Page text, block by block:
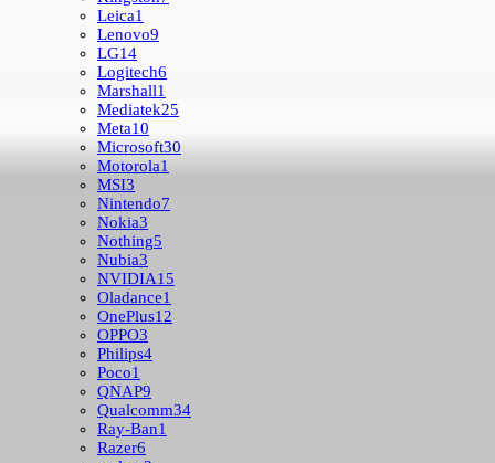
Leica1
Lenovo9
LG14
Logitech6
Marshall1
Mediatek25
Meta10
Microsoft30
Motorola1
MSI3
Nintendo7
Nokia3
Nothing5
Nubia3
NVIDIA15
Oladance1
OnePlus12
OPPO3
Philips4
Poco1
QNAP9
Qualcomm34
Ray-Ban1
Razer6